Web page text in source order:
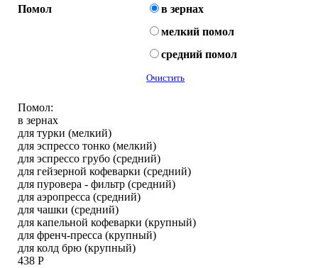
Помол
в зернах
мелкий помол
средний помол
Очистить
Помол:
в зернах
для турки (мелкий)
для эспрессо тонко (мелкий)
для эспрессо грубо (средний)
для гейзерной кофеварки (средний)
для пуровера - фильтр (средний)
для аэропресса (средний)
для чашки (средний)
для капельной кофеварки (крупный)
для френч-пресса (крупный)
для колд брю (крупный)
438Р